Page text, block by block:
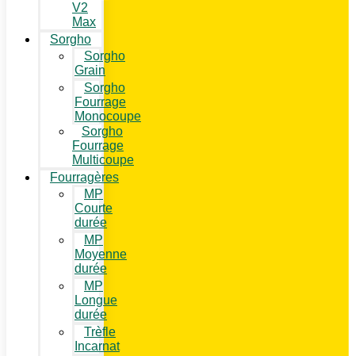
V2
Max
Sorgho
Sorgho
Grain
Sorgho
Fourrage
Monocoupe
Sorgho
Fourrage
Multicoupe
Fourragères
MP
Courte
durée
MP
Moyenne
durée
MP
Longue
durée
Trèfle
Incarnat